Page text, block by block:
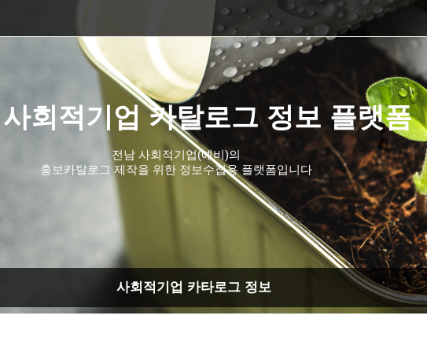
회적기업 카탈로그 정보 플랫폼
전남 사회적기업(예비)의
홍보카탈로그 제작을 위한 정보수집용 플랫폼입니다
사회적기업 카타로그 정보